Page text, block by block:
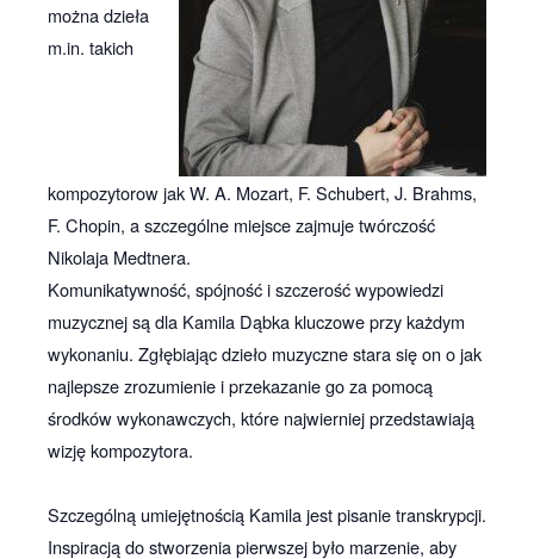
można dzieła
m.in. takich
kompozytorow jak W. A. Mozart, F. Schubert, J. Brahms,
F. Chopin, a szczególne miejsce zajmuje twórczość
Nikolaja Medtnera.
Komunikatywność, spójność i szczerość wypowiedzi
muzycznej są dla Kamila Dąbka kluczowe przy każdym
wykonaniu. Zgłębiając dzieło muzyczne stara się on o jak
najlepsze zrozumienie i przekazanie go za pomocą
środków wykonawczych, które najwierniej przedstawiają
wizję kompozytora.
Szczególną umiejętnością Kamila jest pisanie transkrypcji.
Inspiracją do stworzenia pierwszej było marzenie, aby